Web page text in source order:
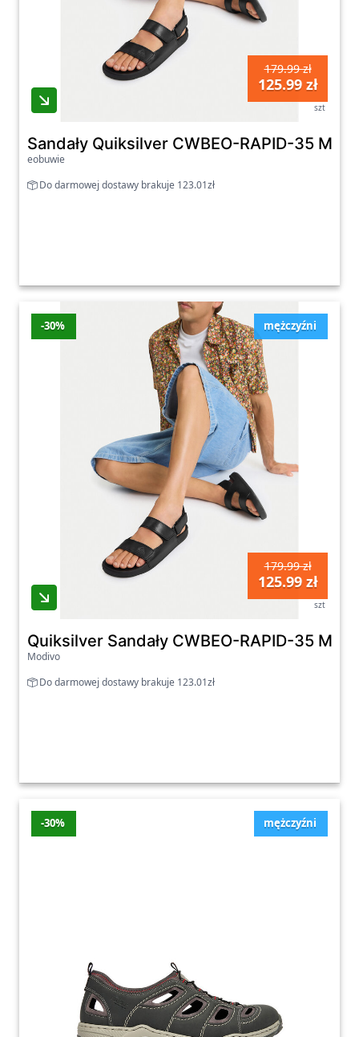
179.99 zł
125.99 zł
szt
Sandały Quiksilver CWBEO-RAPID-35
eobuwie
Do darmowej dostawy brakuje 123.01zł
mężczyźni
-30%
179.99 zł
125.99 zł
szt
Quiksilver Sandały CWBEO-RAPID-35
Modivo
Do darmowej dostawy brakuje 123.01zł
mężczyźni
-30%